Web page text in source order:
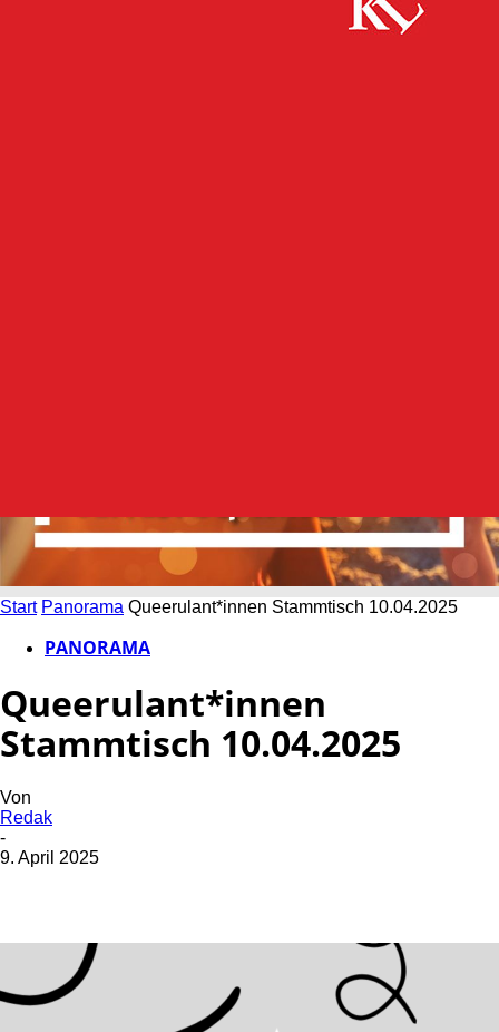
Start Panorama Queerulant*innen Stammtisch 10.04.2025
PANORAMA
Queerulant*innen
Stammtisch 10.04.2025
Von
Redak
-
9. April 2025